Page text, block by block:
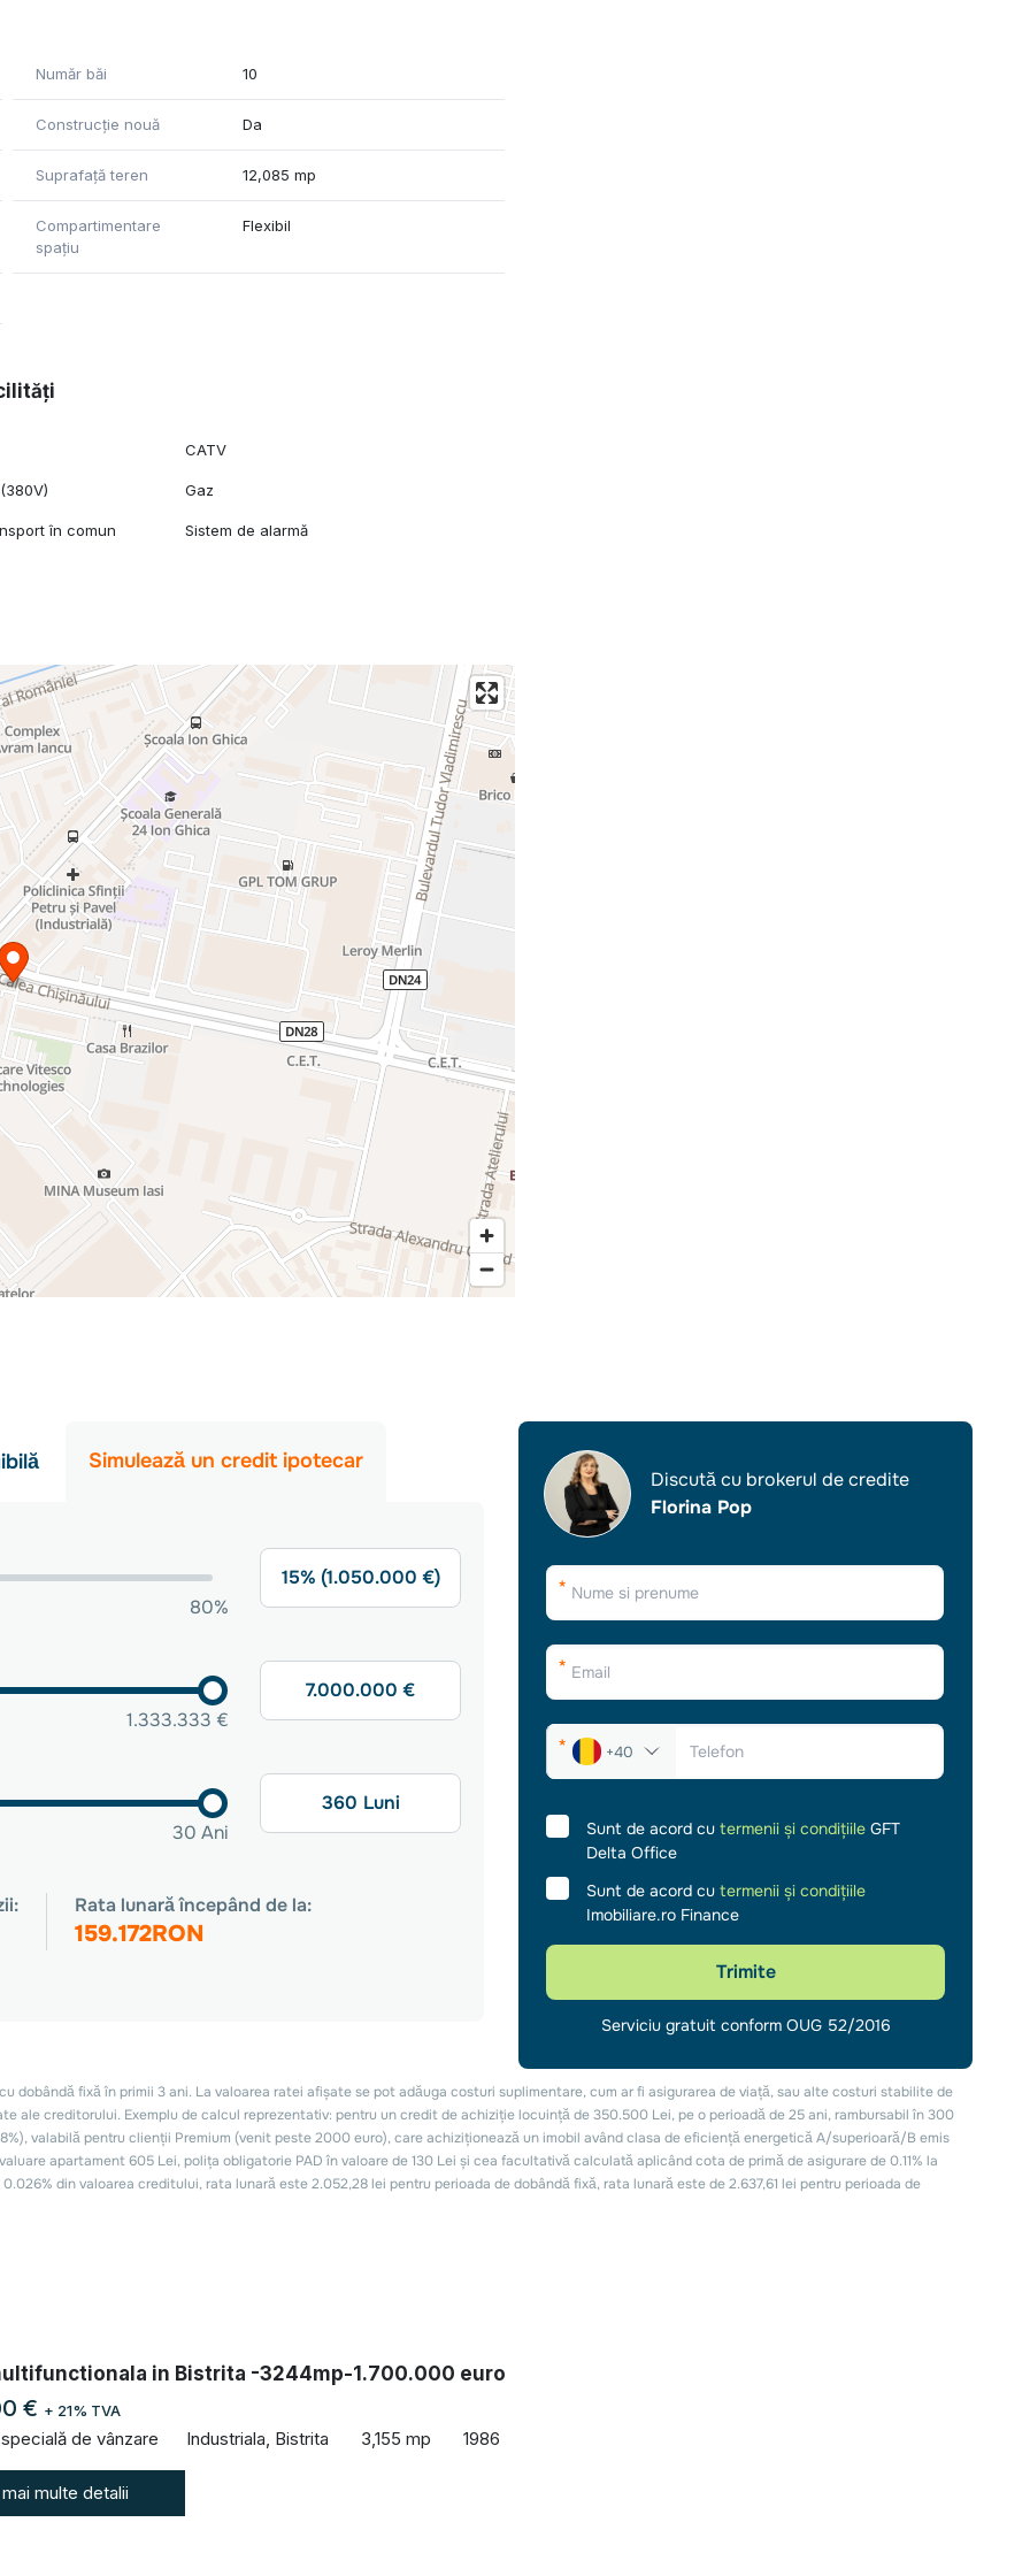
producție/depozitare
producție/depozitare
cu producție/depozitare pe parter și birouri pe etaje
ventiloconvectoare și calorifere.
spațiu ce este Folosita de actualul proprietar este cerere
putând genera un venit total de peste 60.000
sau o varianta mixtă, se poate folosi o suprafață
stabili.
Număr băi 10
Construcție nouă Da
Suprafață teren 12,085 mp
Compartimentare
spațiu
Flexibil
CATV
Gaz
în comun Sistem de alarmă
in Bistrita -3244mp-1.700.000 euro
€ + 21% TVA
de vânzare Industriala, Bistrita 3,155 mp 1986
multe detalii